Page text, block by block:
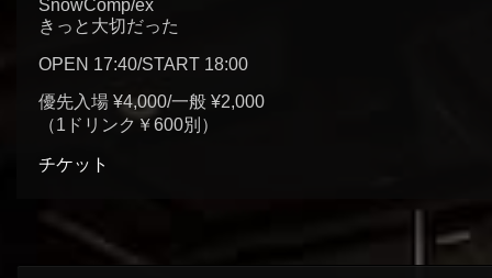
SnowComp/ex
きっと大切だった
OPEN 17:40/START 18:00
優先入場 ¥4,000/一般 ¥2,000
（1ドリンク￥600別）
チケット